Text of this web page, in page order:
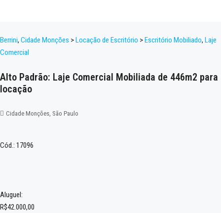
Berrini, Cidade Monções >Locação de Escritório >Escritório Mobiliado, Laje
Comercial
Alto Padrão: Laje Comercial Mobiliada de 446m2 para
locação
Cidade Monções, São Paulo
Cód.: 17096
Aluguel:
R$42.000,00